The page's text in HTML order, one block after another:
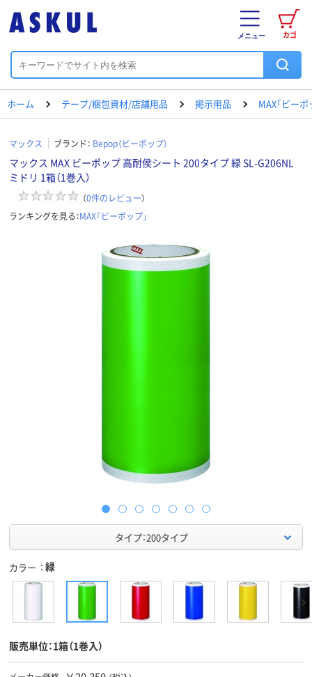
カゴ
メニュー
ホーム テープ/梱包資材/店舗用品 掲示用品 MAX「ビーポ
マックス ブランド： Bepop（ビーポップ）
マックス MAX ビーポップ 高耐侯シート 200タイプ 緑 SL-G206NL
ミドリ 1箱（1巻入）
（0件のレビュー）
ランキングを見る：MAX「ビーポップ」
タイプ：200タイプ
カラー 緑
販売単位：1箱（1巻入）